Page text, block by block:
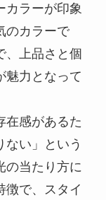
ラーが印象
のカラーで
、上品さと個
魅力となって
在感があるた
ない」という
の当たり方に
徴で、スタイ